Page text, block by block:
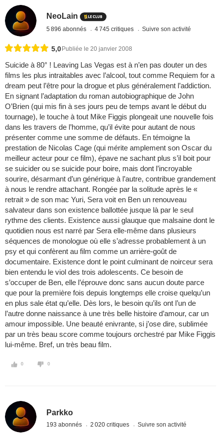
NeoLain
5 896 abonnés 4 745 critiques Suivre son activité
5,0 Publiée le 20 janvier 2008
Suicide à 80° ! Leaving Las Vegas est à n’en pas douter un des
films les plus intraitables avec l’alcool, tout comme Requiem for a
dream peut l’être pour la drogue et plus généralement l’addiction.
En signant l’adaptation du roman autobiographique de John
O’Brien (qui mis fin à ses jours peu de temps avant le début du
tournage), le touche à tout Mike Figgis plongeait une nouvelle fois
dans les travers de l’homme, qu’il évite pour autant de nous
présenter comme une somme de défauts. En témoigne la
prestation de Nicolas Cage (qui mérite amplement son Oscar du
meilleur acteur pour ce film), épave ne sachant plus s’il boit pour
se suicider ou se suicide pour boire, mais dont l’incroyable
sourire, désarmant d’un générique à l’autre, contribue grandement
à nous le rendre attachant. Rongée par la solitude après le «
retrait » de son mac Yuri, Sera voit en Ben un renouveau
salvateur dans son existence ballottée jusque là par le seul
rythme des clients. Existence aussi glauque que malsaine dont le
quotidien nous est narré par Sera elle-même dans plusieurs
séquences de monologue où elle s’adresse probablement à un
psy et qui confèrent au film comme un arrière-goût de
documentaire. Existence dont le point culminant de noirceur sera
bien entendu le viol des trois adolescents. Ce besoin de
s’occuper de Ben, elle l’éprouve donc sans aucun doute parce
que pour la première fois depuis longtemps elle croise quelqu’un
en plus sale état qu’elle. Dès lors, le besoin qu’ils ont l’un de
l’autre donne naissance à une très belle histoire d’amour, car un
amour impossible. Une beauté enivrante, si j’ose dire, sublimée
par un très beau score comme toujours orchestré par Mike Figgis
lui-même. Bref, un très beau film.
0 0
Parkko
193 abonnés 2 020 critiques Suivre son activité